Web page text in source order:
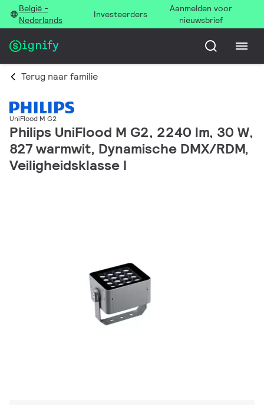
België -
Nederlands
Investeerders
Aanmelden voor
nieuwsbrief
Terug naar familie
UniFlood M G2
Philips UniFlood M G2, 2240 lm, 30 W,
827 warmwit, Dynamische DMX/RDM,
Veiligheidsklasse I